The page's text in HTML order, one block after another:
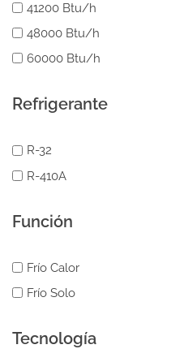
41200 Btu/h
48000 Btu/h
60000 Btu/h
Refrigerante
R-32
R-410A
Función
Frío Calor
Frío Solo
Tecnología